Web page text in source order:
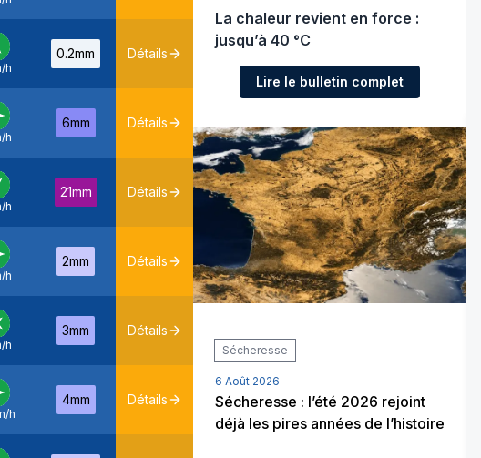
-
h
0.2mm Détails
-
h
6mm Détails
h
21mm Détails
-
h
2mm Détails
-h
3mm Détails
-h
4mm Détails
La chaleur revient en force :
jusqu’à 40 °C
Lire le bulletin complet
Sécheresse
6 Août 2026
Sécheresse : l’été 2026 rejoint
déjà les pires années de l’histoire